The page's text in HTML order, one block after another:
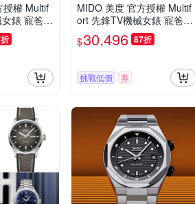
授權 Multif
錶 寵爸時
灰/34.2x3
MIDO 美度 官方授權 Multif
ort 先鋒TV機械女錶 寵爸時
刻 送禮推薦-漸層藍/34.2x3
5mm M0493071104100
$30,496 87折
挑戰低價 券